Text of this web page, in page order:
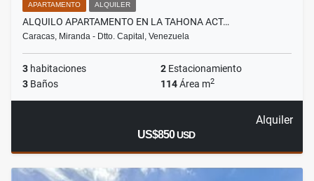
APARTAMENTO ALQUILER
ALQUILO APARTAMENTO EN LA TAHONA ACT…
Caracas, Miranda - Dtto. Capital, Venezuela
3 habitaciones 2 Estacionamiento
3 Baños 114Área m2
Alquiler
US$850USD